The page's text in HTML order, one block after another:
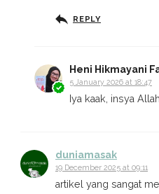
REPLY
Heni Hikmayani
5 January 2026 at 18:47
Iya kaak, insya
duniamasak
19 December 2025 at 09:11
artikel yang sangat